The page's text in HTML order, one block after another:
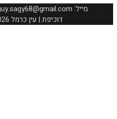
050-4555462 :טלפון | guy.sagy68@gmail.com :מייל
Copyright © 2026 דוכיפת | עין כרמל